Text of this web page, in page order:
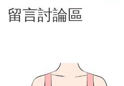
留言討論區